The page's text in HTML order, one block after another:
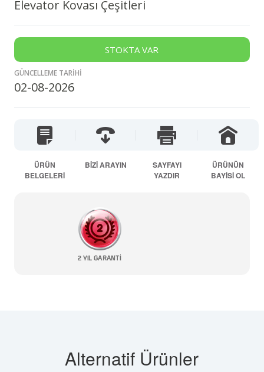
Elevator Kovası Çeşitleri
STOKTA VAR
GÜNCELLEME TARİHİ
02-08-2026
ÜRÜN
BELGELERİ
BİZİ ARAYIN
SAYFAYI
YAZDIR
ÜRÜNÜN
BAYİSİ OL
Alternatif Ürünler